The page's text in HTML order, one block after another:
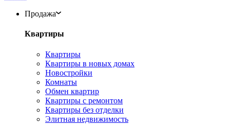
Продажа
Квартиры
Квартиры
Квартиры в новых домах
Новостройки
Комнаты
Обмен квартир
Квартиры с ремонтом
Квартиры без отделки
Элитная недвижимость